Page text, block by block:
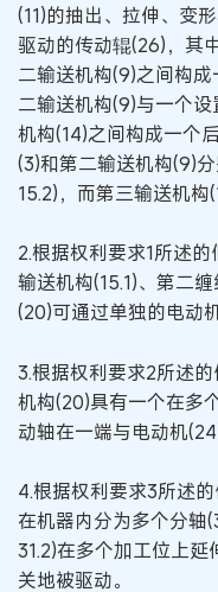
(11)的抽出、拉伸、变
驱动的传动辊(26)，其
二输送机构(9)之间构
二输送机构(9)与一个
机构(14)之间构成一个
(3)和第二输送机构(9)分
15.2)，而第三输送机构
2.根据权利要求1所述
输送机构(15.1)、第二
(20)可通过单独的电动
3.根据权利要求2所述
机构(20)具有一个在多
动轴在一端与电动机
4.根据权利要求3所述
在机器内分为多个分轴
31.2)在多个加工位上延
关地被驱动。